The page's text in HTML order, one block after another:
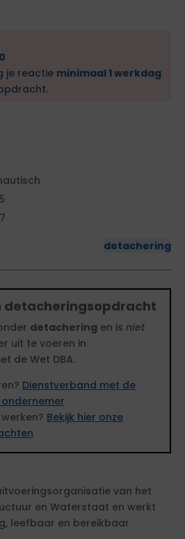
je reactie minimaal 1 werkdag
detachering
detacheringsopdracht
detachering en is niet
uit te voeren in
de Wet DBA.
Dienstverband met de
Bekijk hier onze
van het
en Waterstaat en werkt
leefbaar en bereikbaar